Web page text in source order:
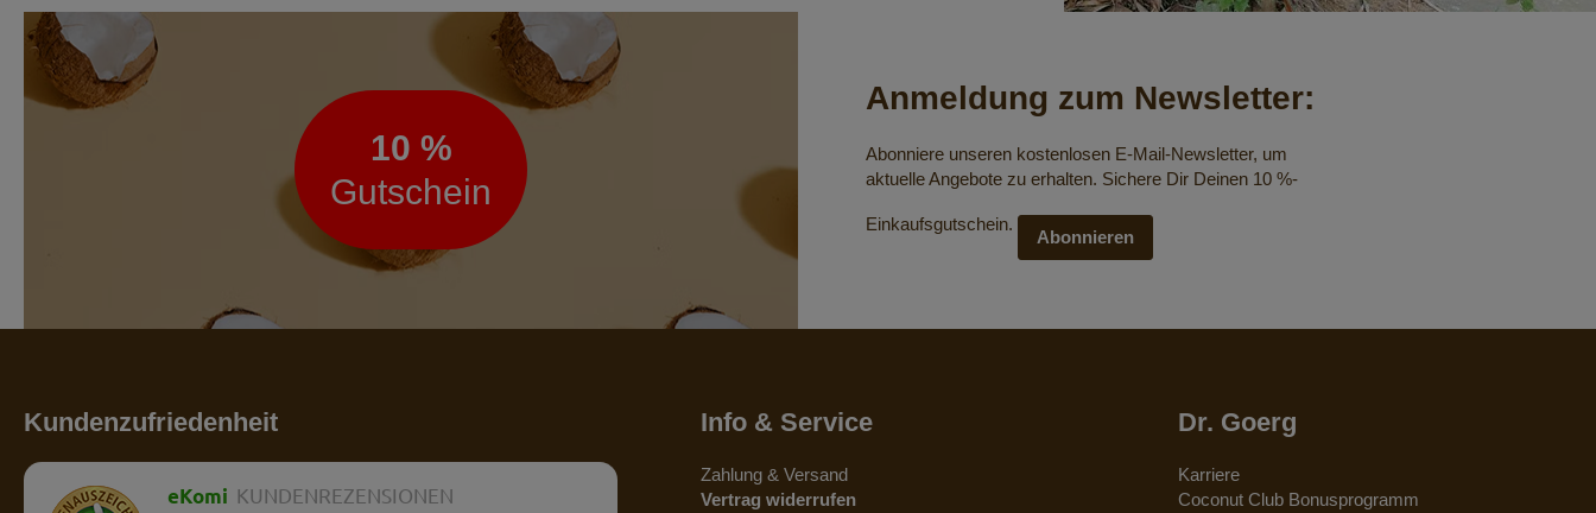
Newsletter
10 %
Gutschein
Anmeldung zum Newsletter:
Abonniere unseren kostenlosen E-Mail-Newsletter, um
aktuelle Angebote zu erhalten. Sichere Dir Deinen 10 %-
Einkaufsgutschein.
Abonnieren
Kundenzufriedenheit
eKomi KUNDENREZENSIONEN
Info & Service
Zahlung & Versand
Vertrag widerrufen
Dr. Goerg
Karriere
Coconut Club Bonusprogramm